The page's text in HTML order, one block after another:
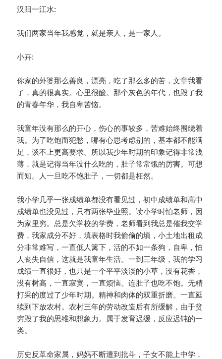
汉阳一江水:
我们两家当年我感觉，就是亲人，是一家人。
小卉:
你家的外婆那么善良，漂亮，吃了那么多的苦，文章我看
了，真的很真实。心里很酸。那个灰色的年代，也毁了我
的青春年华，我自卑苦恼。
我童年没有那么的开心，伤心的事较多，苦难始终围绕着
我。为了吃饱而犯愁，哪有心思考虑别的，基本都不能满
足，谈不上更高要求。所以我少年时期的印象记得非常浅
薄，就是记得当年没什么吃的，肚子常常饿的厉害。可想
而知。人一旦吃不饱肚子，一切都是枉然。
我小学几乎一张成绩单都没有看见过，初中成绩单和高中
成绩单也没见过，只有两张毕业照。读小学时怕老师，因
为家里穷。总是欠学校的学费，老师看到我总是催我交学
费，我家成分不好，填表格时我偷偷的填，小土地出租成
分非常难写，一直低人篱下，活的不如一条狗，自卑，怕
人丧失自信，这就是我童年生活。一到三年级，我的学习
成绩一直很好，也只是一个平平淡淡的小草，没有花香，
没有树高，一直寂寞，一直烦恼。连肚子也吃不饱。无精
打采的度过了少年时期。精神和肉体的双重折磨。一直延
续到下放农村。农村三年的劳动改造后有所缓解，由于贫
穷毁了我的思维和想象力。属于发育迟缓，反应迟钝的一
类。
历史反革命家属，妈妈不断遭到批斗，子女不能上中学，